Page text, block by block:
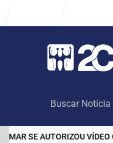
SE AUTORIZOU VÍDEO